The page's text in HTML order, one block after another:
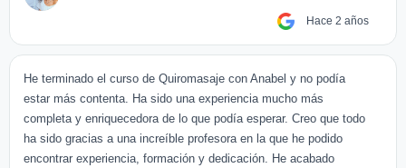
Hace 2 años
He terminado el curso de Quiromasaje con Anabel y no podía
estar más contenta. Ha sido una experiencia mucho más
completa y enriquecedora de lo que podía esperar. Creo que todo
ha sido gracias a una increíble profesora en la que he podido
encontrar experiencia, formación y dedicación. He acabado